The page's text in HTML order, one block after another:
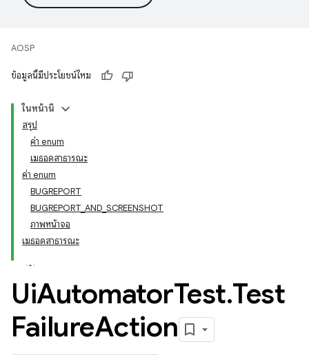
AOSP
ข้อมูลนี้มีประโยชน์ไหม
ในหน้านี้
สรุป
ค่า enum
เมธอดสาธารณะ
ค่า enum
BUGREPORT
BUGREPORT_AND_SCREENSHOT
ภาพหน้าจอ
เมธอดสาธารณะ
UiAutomatorTest.Test
FailureAction